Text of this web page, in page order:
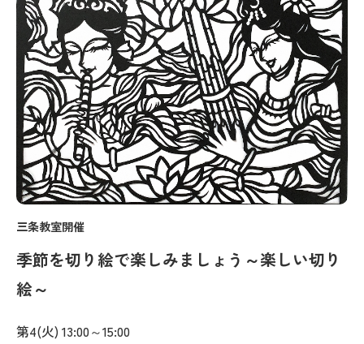
三条教室開催
季節を切り絵で楽しみましょう～楽しい切り
絵～
第4(火) 13:00～15:00